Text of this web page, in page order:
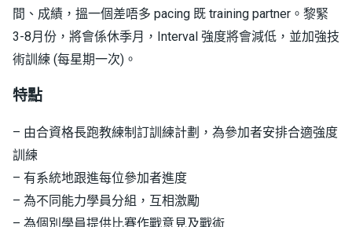
間、成績，搵一個差唔多 pacing 既 training partner。黎緊
3-8月份，將會係休季月，Interval 強度將會減低，並加強技
術訓練 (每星期一次)。
特點
– 由合資格長跑教練制訂訓練計劃，為參加者安排合適強度
訓練
– 有系統地跟進每位參加者進度
– 為不同能力學員分組，互相激勵
– 為個別學員提供比賽作戰意見及戰術